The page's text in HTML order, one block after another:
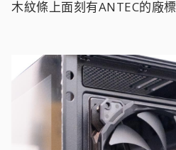
木紋條上面刻有ANTEC的廠標